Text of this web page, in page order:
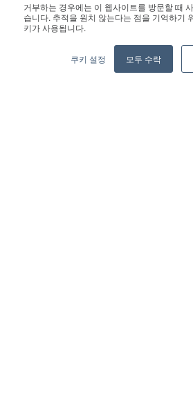
거부하는 경우에는 이 웹사이트를 방문할 때
습니다. 추적을 원치 않는다는 점을 기억하기
키가 사용됩니다.
쿠키 설정 모두 수락
reserved.